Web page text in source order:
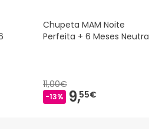
Chupeta MAM Noite
Perfeita + 6 Meses Neutra
11,00€
-13% 9,55€